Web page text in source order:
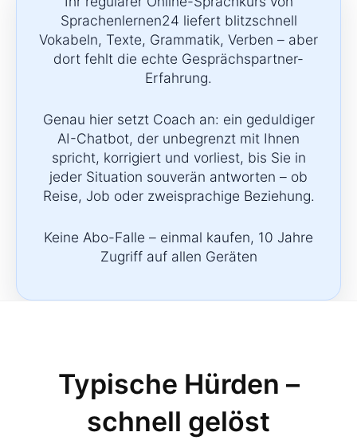
Sprachenlernen24 liefert blitzschnell
Vokabeln, Texte, Grammatik, Verben – aber
dort fehlt die echte Gesprächspartner-
Erfahrung.
Genau hier setzt Coach an: ein geduldiger
AI-Chatbot, der unbegrenzt mit Ihnen
spricht, korrigiert und vorliest, bis Sie in
jeder Situation souverän antworten – ob
Reise, Job oder zweisprachige Beziehung.
Keine Abo-Falle – einmal kaufen, 10 Jahre
Zugriff auf allen Geräten
Typische Hürden –
schnell gelöst